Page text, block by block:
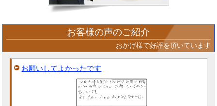
お客様の声のご紹介
おかげ様で好評を頂いています
お願いしてよかったです